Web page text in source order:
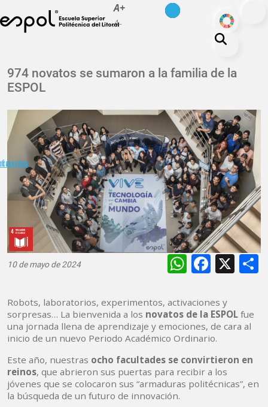
Pasar al contenido principal
A+
A-
ODS
La ESPOL
Educación
Vida politécnica
Investigación
Nuestra Huella
Transparencia
974 novatos se sumaron a la familia de la
ESPOL
10 de mayo de 2024 X
Robots, laboratorios, experimentos, activaciones y
sorpresas… La bienvenida a los novatos de la ESPOL fue
una jornada llena de aprendizaje y emociones, de cara al
inicio de un nuevo Periodo Académico Ordinario.
Este año, nuestras ocho facultades se convirtieron en
reinos, que abrieron sus puertas para recibir a los
jóvenes que se colocaron sus “armaduras politécnicas”, en
la búsqueda de un futuro de innovación.